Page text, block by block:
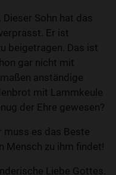
Sohn hat das
Er ist
beigetragen. Das ist
gar nicht mit
anständige
mit Lammkeule
der Ehre gewesen?
muss es das Beste
Mensch zu ihm findet!
Liebe Gottes.